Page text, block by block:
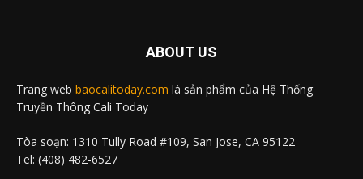
ABOUT US
Trang web baocalitoday.com là sản phẩm của Hệ Thống
Truyền Thông Cali Today
Tòa soạn: 1310 Tully Road #109, San Jose, CA 95122
Tel: (408) 482-6527